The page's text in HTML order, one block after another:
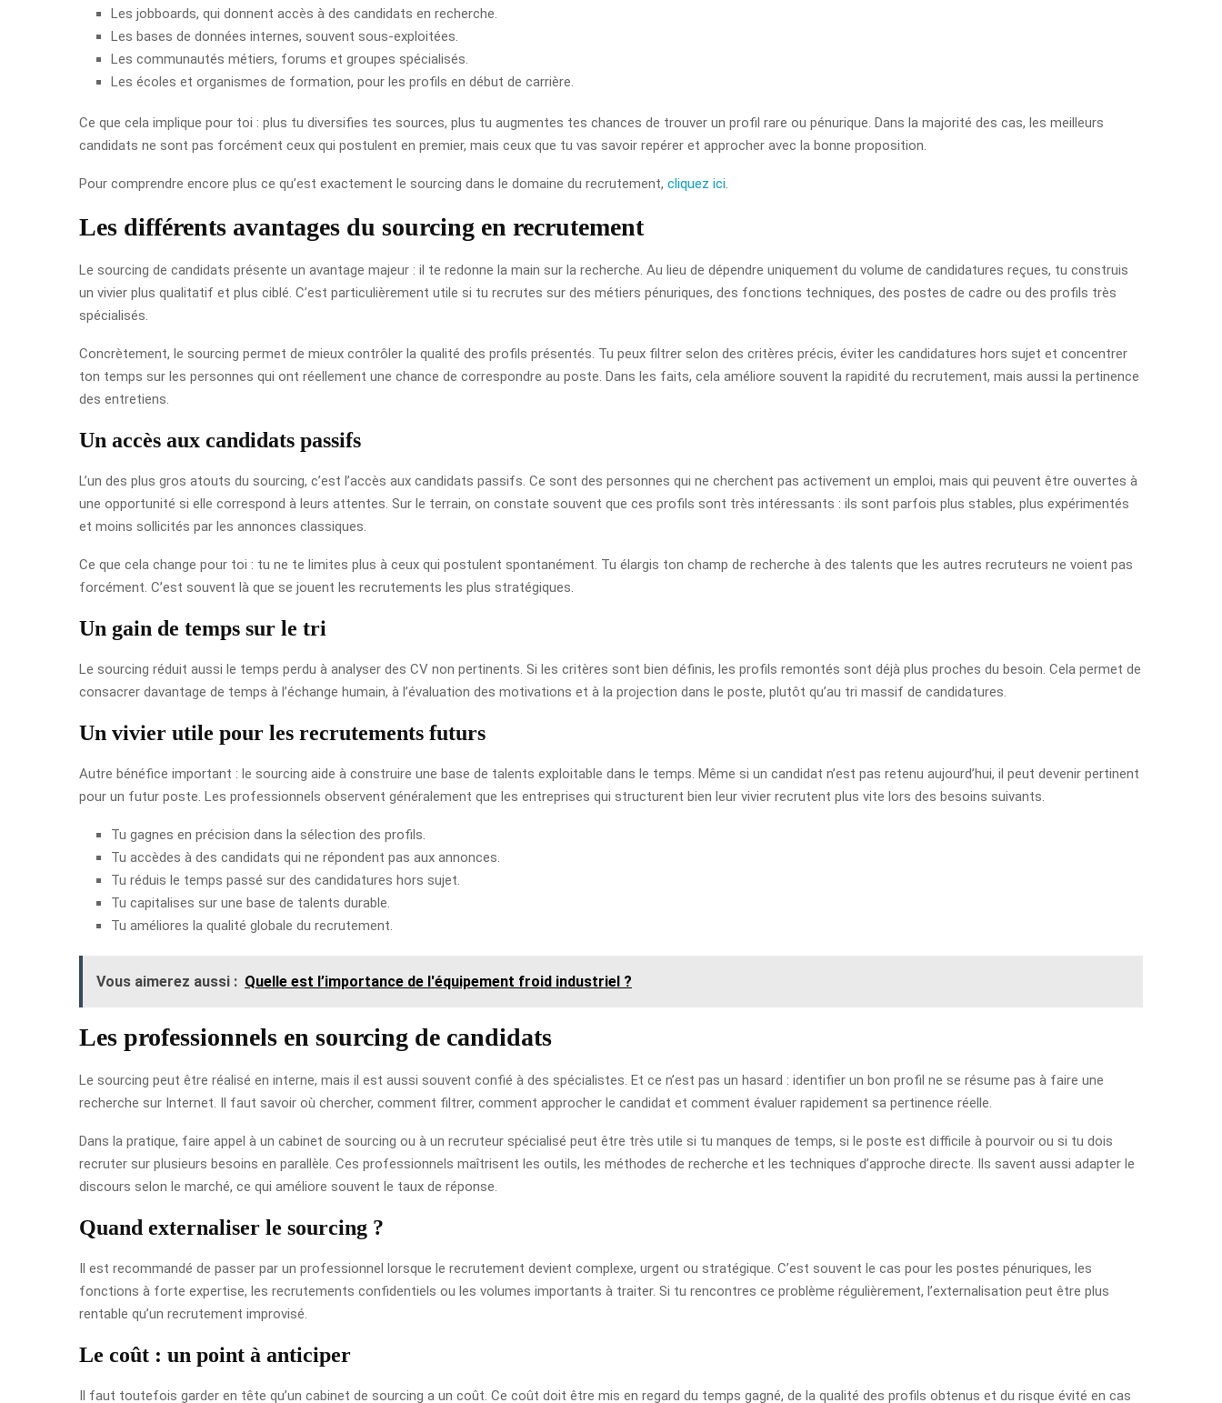
Les jobboards, qui donnent accès à des candidats en recherche.
Les bases de données internes, souvent sous-exploitées.
Les communautés métiers, forums et groupes spécialisés.
Les écoles et organismes de formation, pour les profils en début de carrière.
Ce que cela implique pour toi : plus tu diversifies tes sources, plus tu augmentes tes chances de trouver un profil rare ou pénurique. Dans la majorité des cas, les meilleurs
candidats ne sont pas forcément ceux qui postulent en premier, mais ceux que tu vas savoir repérer et approcher avec la bonne proposition.
Pour comprendre encore plus ce qu’est exactement le sourcing dans le domaine du recrutement, cliquez ici
Les différents avantages du sourcing en recrutement
Le sourcing de candidats présente un avantage majeur : il te redonne la main sur la recherche. Au lieu de dépendre uniquement du volume de candidatures reçues, tu construis
un vivier plus qualitatif et plus ciblé. C’est particulièrement utile si tu recrutes sur des métiers pénuriques, des fonctions techniques, des postes de cadre ou des profils très
spécialisés.
Concrètement, le sourcing permet de mieux contrôler la qualité des profils présentés. Tu peux filtrer selon des critères précis, éviter les candidatures hors sujet et concentrer
ton temps sur les personnes qui ont réellement une chance de correspondre au poste. Dans les faits, cela améliore souvent la rapidité du recrutement, mais aussi la pertinence
des entretiens.
Un accès aux candidats passifs
L’un des plus gros atouts du sourcing, c’est l’accès aux candidats passifs. Ce sont des personnes qui ne cherchent pas activement un emploi, mais qui peuvent être ouvertes à
une opportunité si elle correspond à leurs attentes. Sur le terrain, on constate souvent que ces profils sont très intéressants : ils sont parfois plus stables, plus expérimentés
et moins sollicités par les annonces classiques.
Ce que cela change pour toi : tu ne te limites plus à ceux qui postulent spontanément. Tu élargis ton champ de recherche à des talents que les autres recruteurs ne voient pas
forcément. C’est souvent là que se jouent les recrutements les plus stratégiques.
Un gain de temps sur le tri
Le sourcing réduit aussi le temps perdu à analyser des CV non pertinents. Si les critères sont bien définis, les profils remontés sont déjà plus proches du besoin. Cela permet de
consacrer davantage de temps à l’échange humain, à l’évaluation des motivations et à la projection dans le poste, plutôt qu’au tri massif de candidatures.
Un vivier utile pour les recrutements futurs
Autre bénéfice important : le sourcing aide à construire une base de talents exploitable dans le temps. Même si un candidat n’est pas retenu aujourd’hui, il peut devenir pertinent
pour un futur poste. Les professionnels observent généralement que les entreprises qui structurent bien leur vivier recrutent plus vite lors des besoins suivants.
Tu gagnes en précision dans la sélection des profils.
Tu accèdes à des candidats qui ne répondent pas aux annonces.
Tu réduis le temps passé sur des candidatures hors sujet.
Tu capitalises sur une base de talents durable.
Tu améliores la qualité globale du recrutement.
Vous aimerez aussi : Quelle est l’importance de l'équipement froid industriel ?
Les professionnels en sourcing de candidats
Le sourcing peut être réalisé en interne, mais il est aussi souvent confié à des spécialistes. Et ce n’est pas un hasard : identifier un bon profil ne se résume pas à faire une
recherche sur Internet. Il faut savoir où chercher, comment filtrer, comment approcher le candidat et comment évaluer rapidement sa pertinence réelle.
Dans la pratique, faire appel à un cabinet de sourcing ou à un recruteur spécialisé peut être très utile si tu manques de temps, si le poste est difficile à pourvoir ou si tu dois
recruter sur plusieurs besoins en parallèle. Ces professionnels maîtrisent les outils, les méthodes de recherche et les techniques d’approche directe. Ils savent aussi adapter le
discours selon le marché, ce qui améliore souvent le taux de réponse.
Quand externaliser le sourcing ?
Il est recommandé de passer par un professionnel lorsque le recrutement devient complexe, urgent ou stratégique. C’est souvent le cas pour les postes pénuriques, les
fonctions à forte expertise, les recrutements confidentiels ou les volumes importants à traiter. Si tu rencontres ce problème régulièrement, l’externalisation peut être plus
rentable qu’un recrutement improvisé.
Le coût : un point à anticiper
Il faut toutefois garder en tête qu’un cabinet de sourcing a un coût. Ce coût doit être mis en regard du temps gagné, de la qualité des profils obtenus et du risque évité en cas